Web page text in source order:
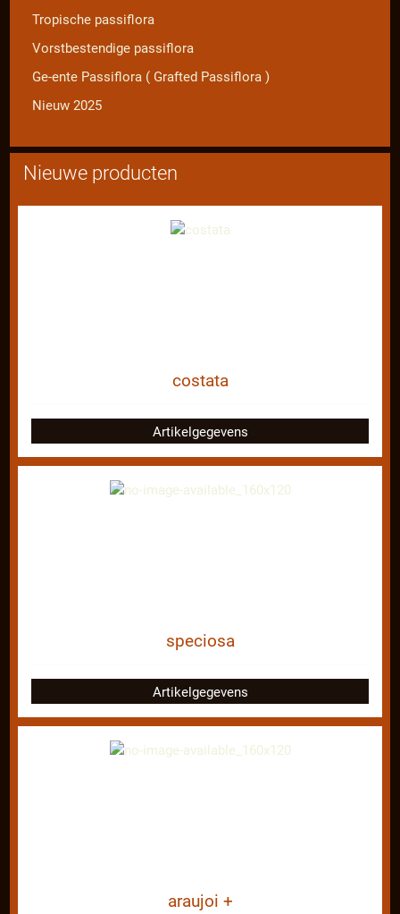
Tropische passiflora
Vorstbestendige passiflora
Ge-ente Passiflora ( Grafted Passiflora )
Nieuw 2025
Nieuwe producten
costata
Artikelgegevens
speciosa
Artikelgegevens
araujoi +